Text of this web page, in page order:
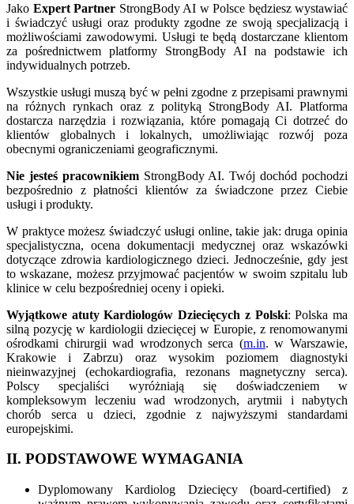
Jako Expert Partner StrongBody AI w Polsce będziesz wystawiać
i świadczyć usługi oraz produkty zgodne ze swoją specjalizacją i
możliwościami zawodowymi. Usługi te będą dostarczane klientom
za pośrednictwem platformy StrongBody AI na podstawie ich
indywidualnych potrzeb.
Wszystkie usługi muszą być w pełni zgodne z przepisami prawnymi
na różnych rynkach oraz z polityką StrongBody AI. Platforma
dostarcza narzędzia i rozwiązania, które pomagają Ci dotrzeć do
klientów globalnych i lokalnych, umożliwiając rozwój poza
obecnymi ograniczeniami geograficznymi.
Nie jesteś pracownikiemStrongBody AI. Twój dochód pochodzi
bezpośrednio z płatności klientów za świadczone przez Ciebie
usługi i produkty.
W praktyce możesz świadczyć usługi online, takie jak: druga opinia
specjalistyczna, ocena dokumentacji medycznej oraz wskazówki
dotyczące zdrowia kardiologicznego dzieci. Jednocześnie, gdy jest
to wskazane, możesz przyjmować pacjentów w swoim szpitalu lub
klinice w celu bezpośredniej oceny i opieki.
Wyjątkowe atuty Kardiologów Dziecięcych z Polski: Polska ma
silną pozycję w kardiologii dziecięcej w Europie, z renomowanymi
ośrodkami chirurgii wad wrodzonych serca (m.in. w Warszawie,
Krakowie i Zabrzu) oraz wysokim poziomem diagnostyki
nieinwazyjnej (echokardiografia, rezonans magnetyczny serca).
Polscy specjaliści wyróżniają się doświadczeniem w
kompleksowym leczeniu wad wrodzonych, arytmii i nabytych
chorób serca u dzieci, zgodnie z najwyższymi standardami
europejskimi.
II. PODSTAWOWE WYMAGANIA
Dyplomowany Kardiolog Dziecięcy (board-certified) z